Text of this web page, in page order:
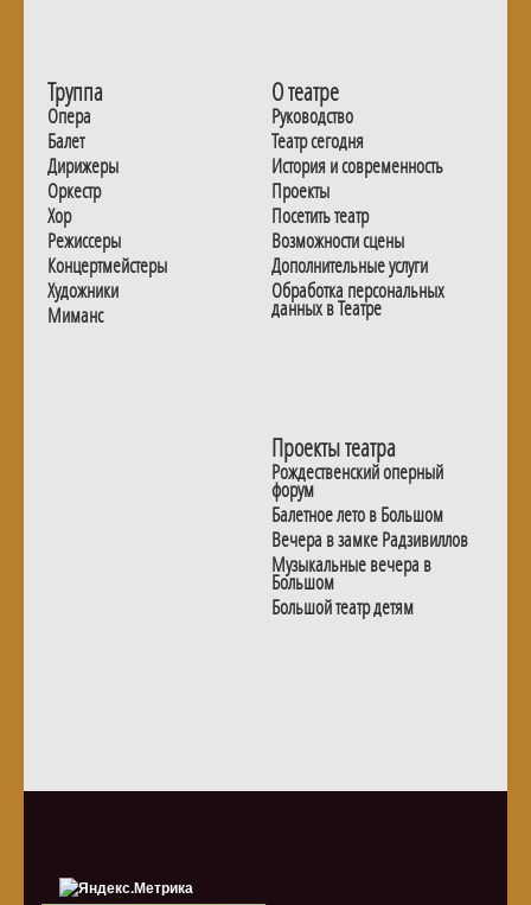
Труппа
Опера
Балет
Дирижеры
Оркестр
Хор
Режиссеры
Концертмейстеры
Художники
Миманс
О театре
Руководство
Театр сегодня
История и современность
Проекты
Посетить театр
Возможности сцены
Дополнительные услуги
Обработка персональных
данных в Театре
Проекты театра
Рождественский оперный
форум
Балетное лето в Большом
Вечера в замке Радзивиллов
Музыкальные вечера в
Большом
Большой театр детям